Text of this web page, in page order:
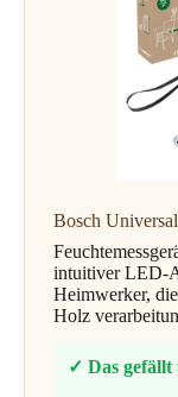
Bosch
intuitiver LED-
Heimwerker,
Holz
✓ Das gefällt